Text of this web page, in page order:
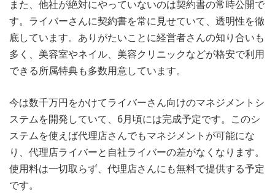
また、他社が絶対にやっていないのは契約書の常時公開で
す。ライバーさんに契約書を常に見せていて、透明性を徹
底しています。ありがたいことに経営者さんの知り合いも
多く、美容室やネイル、美容クリニックなどが格安で利用
できる所属特典も多数用意しています。
今は数千万円をかけてライバーさん向けのマネジメントシ
ステムを開発していて、6月頃には完成予定です。このシ
ステムを使えば代理店さんでもマネジメントが可能にな
り、代理店ライバーと自社ライバーの差がなくなります。
使用料は一切取らず、代理店さんにも無料で提供する予定
です。